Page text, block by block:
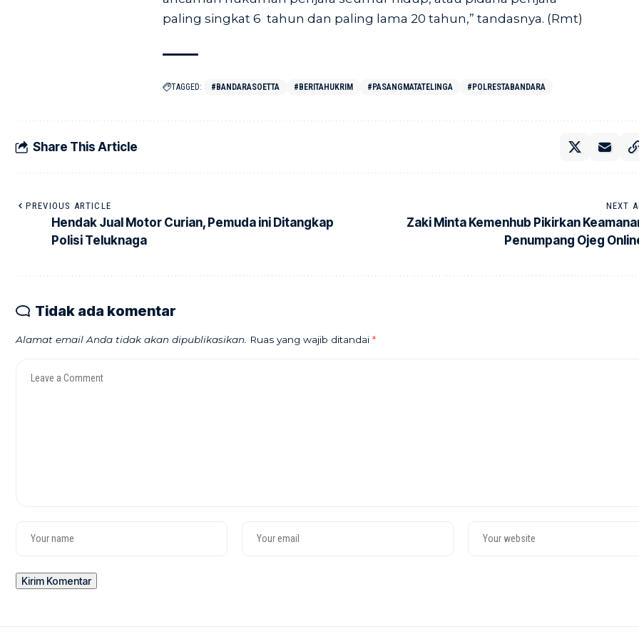
paling singkat 6 tahun dan paling lama 20 tahun,” tandasnya. (Rmt)
TAGGED: #BANDARASOETTA #BERITAHUKRIM #PASANGMATATELINGA #POLRESTABANDARA
Share This Article
PREVIOUS ARTICLE
Hendak Jual Motor Curian, Pemuda ini Ditangkap
Polisi Teluknaga
NEXT
Zaki Minta Kemenhub Pikirkan
Penumpang Ojeg
Tidak ada komentar
Alamat email Anda tidak akan dipublikasikan. Ruas yang wajib ditandai *